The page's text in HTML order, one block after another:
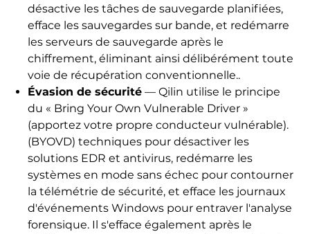
désactive les tâches de sauvegarde planifiées,
efface les sauvegardes sur bande, et redémarre
les serveurs de sauvegarde après le
chiffrement, éliminant ainsi délibérément toute
voie de récupération conventionnelle..
Évasion de sécurité— Qilin utilise le principe
du « Bring Your Own Vulnerable Driver »
(apportez votre propre conducteur vulnérable).
(BYOVD) techniques pour désactiver les
solutions EDR et antivirus, redémarre les
systèmes en mode sans échec pour contourner
la télémétrie de sécurité, et efface les journaux
d'événements Windows pour entraver l'analyse
forensique. Il s'efface également après le